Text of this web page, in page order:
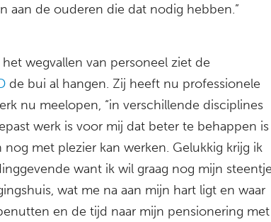
aan de ouderen die dat nodig hebben.”
wegvallen van personeel ziet de
de bui al hangen. Zij heeft nu professionele
nu meelopen, “in verschillende disciplines
werk is voor mij dat beter te behappen is
nog met plezier kan werken. Gelukkig krijg ik
want ik wil graag nog mijn steentje
wat me na aan mijn hart ligt en waar
en de tijd naar mijn pensionering met